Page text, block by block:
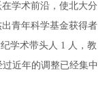
学术前沿，使北大分
青年科学基金获得者
学术带头人 1 人，教
近年的调整已经集中